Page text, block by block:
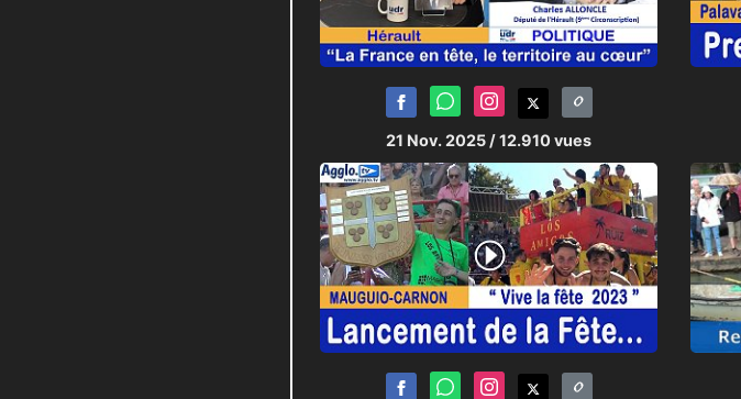
21 Nov. 2025 / 12.910 vues